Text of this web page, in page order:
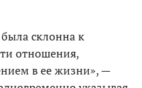
склонна к
отношения,
в ее жизни», —